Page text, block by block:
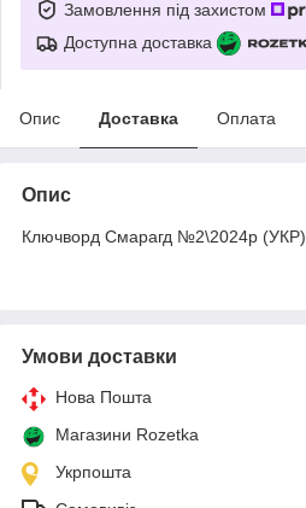
Замовлення під захистом
Доступна доставка
Опис Доставка Оплата
Опис
Ключворд Смарагд №2\2024р (УКР)
Умови доставки
Нова Пошта
Магазини Rozetka
Укрпошта